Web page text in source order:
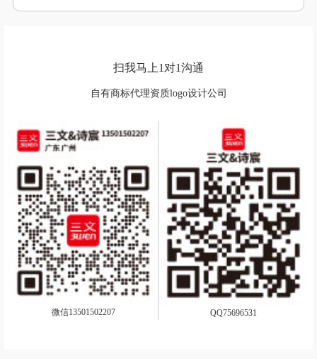
扫我马上1对1沟通
自有商标代理资质logo设计公司
微信13501502207 QQ75696531